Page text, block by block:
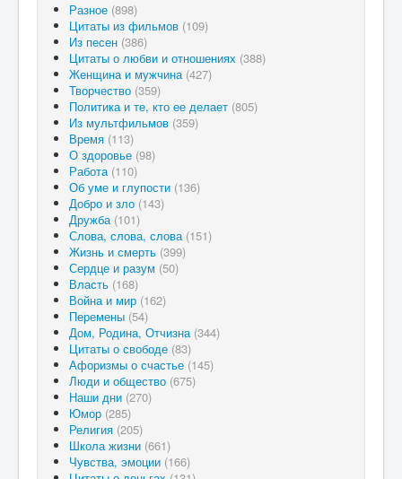
Разное (898)
Цитаты из фильмов (109)
Из песен (386)
Цитаты о любви и отношениях (388)
Женщина и мужчина (427)
Творчество (359)
Политика и те, кто ее делает (805)
Из мультфильмов (359)
Время (113)
О здоровье (98)
Работа (110)
Об уме и глупости (136)
Добро и зло (143)
Дружба (101)
Слова, слова, слова (151)
Жизнь и смерть (399)
Сердце и разум (50)
Власть (168)
Война и мир (162)
Перемены (54)
Дом, Родина, Отчизна (344)
Цитаты о свободе (83)
Афоризмы о счастье (145)
Люди и общество (675)
Наши дни (270)
Юмор (285)
Религия (205)
Школа жизни (661)
Чувства, эмоции (166)